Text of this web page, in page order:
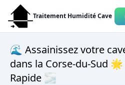
Traitement Humidité Cave
🌊 Assainissez votre
dans la Corse-du-Sud
Rapide 🌫